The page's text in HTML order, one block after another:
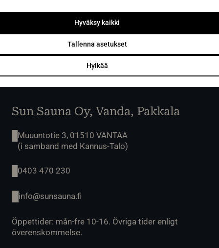
Hylkää
Tallenna asetukset
Hyväksy kaikki
Öppet vardagar 9-16 eller enligt överenskommelse.
Avhämtning av gods på vardagar kl. 07.00-15.00
eller enligt överenskommelse.
Sun Sauna Oy, Vanda, Pakkala
Muuuntotie 3, 01510 VANTAA
(i samband med Kannus-Talo)
0403 470 230
info@sunsauna.fi
Öppettider: mån-fre 10-16. Övriga tider enligt
överenskommelse.